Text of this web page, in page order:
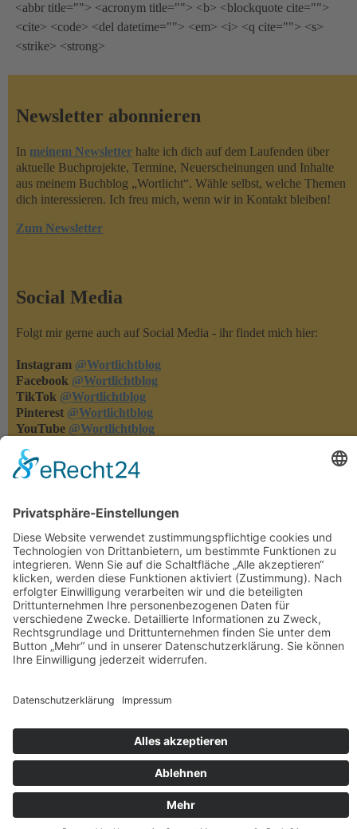
<abbr title=""> <acronym title=""> <b> <blockquote cite="">
<cite> <code> <del datetime=""> <em> <i> <q cite=""> <s>
<strike> <strong>
Newsletter abonnieren
In meinem Newsletter halte ich dich auf dem Laufenden über
aktuelle Buchprojekte, Termine, Neuerscheinungen und Inhalte
aus meinem Buchblog „Wortlicht“. Wähle selbst, welche Themen
dich interessieren. Ich freu mich, wenn wir in Kontakt bleiben!
Zum Newsletter
Social Media
Folgt mir gerne auch auf Social Media - ihr findet mich hier:
Instagram @Wortlichtblog
Facebook @Wortlichtblog
TikTok @Wortlichtblog
Pinterest @Wortlichtblog
YouTube @Wortlichtblog
Rezensionen machen meine Bücher bekannter - und ich merke,
was euch gefällt und was nicht. Habt ihr eins meiner Bücher
gelesen, dann freue ich mich über eure Rezension auf den
einschlägigen Lese-Portalen oder in den Online-Buchshops.
Herzlichen Dank!!!
Rechtliches
Datenschutzerklärung
Autorin Tala T. Alsted Datenschutzerklärung